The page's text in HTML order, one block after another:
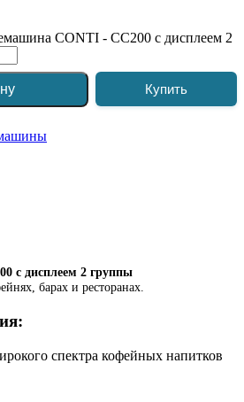
CONTI - CC200 с дисплеем 2
Купить
с дисплеем 2 группы
барах и ресторанах.
спектра кофейных напитков